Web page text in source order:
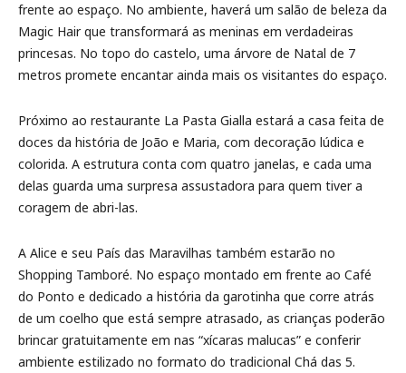
frente ao espaço. No ambiente, haverá um salão de beleza da
Magic Hair que transformará as meninas em verdadeiras
princesas. No topo do castelo, uma árvore de Natal de 7
metros promete encantar ainda mais os visitantes do espaço.
Próximo ao restaurante La Pasta Gialla estará a casa feita de
doces da história de João e Maria, com decoração lúdica e
colorida. A estrutura conta com quatro janelas, e cada uma
delas guarda uma surpresa assustadora para quem tiver a
coragem de abri-las.
A Alice e seu País das Maravilhas também estarão no
Shopping Tamboré. No espaço montado em frente ao Café
do Ponto e dedicado a história da garotinha que corre atrás
de um coelho que está sempre atrasado, as crianças poderão
brincar gratuitamente em nas “xícaras malucas” e conferir
ambiente estilizado no formato do tradicional Chá das 5.